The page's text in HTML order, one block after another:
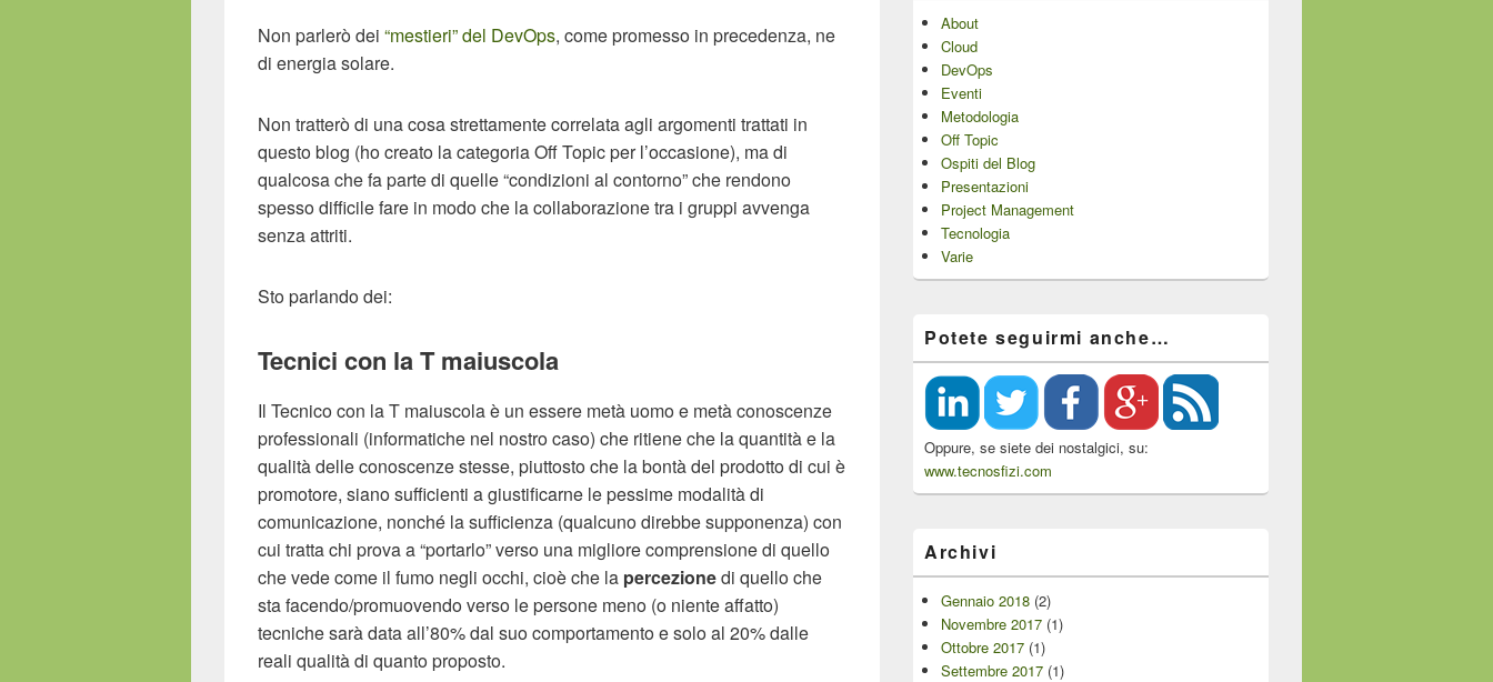
Non parlerò dei “mestieri” del DevOps, come promesso in precedenza, ne
di energia solare.
Non tratterò di una cosa strettamente correlata agli argomenti trattati in
questo blog (ho creato la categoria Off Topic per l’occasione), ma di
qualcosa che fa parte di quelle “condizioni al contorno” che rendono
spesso difficile fare in modo che la collaborazione tra i gruppi avvenga
senza attriti.
Sto parlando dei:
Tecnici con la T maiuscola
Il Tecnico con la T maiuscola è un essere metà uomo e metà conoscenze
professionali (informatiche nel nostro caso) che ritiene che la quantità e la
qualità delle conoscenze stesse, piuttosto che la bontà del prodotto di cui è
promotore, siano sufficienti a giustificarne le pessime modalità di
comunicazione, nonché la sufficienza (qualcuno direbbe supponenza) con
cui tratta chi prova a “portarlo” verso una migliore comprensione di quello
che vede come il fumo negli occhi, cioè che la percezionedi quello che
sta facendo/promuovendo verso le persone meno (o niente affatto)
tecniche sarà data all’80% dal suo comportamento e solo al 20% dalle
reali qualità di quanto proposto.
About
Cloud
DevOps
Eventi
Metodologia
Off Topic
Ospiti del Blog
Presentazioni
Project Management
Tecnologia
Varie
Potete seguirmi anche…
Oppure, se siete dei nostalgici, su:
www.tecnosfizi.com
Archivi
Gennaio 2018 (2)
Novembre 2017 (1)
Ottobre 2017 (1)
Settembre 2017 (1)